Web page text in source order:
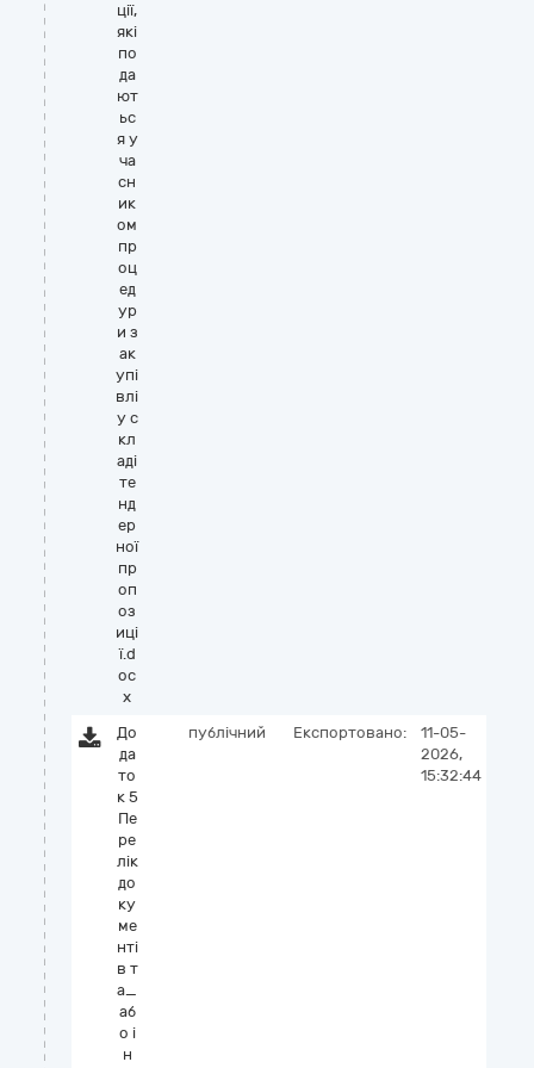
ції,
які
по
да
ют
ьс
я у
ча
сн
ик
ом
пр
оц
ед
ур
и з
ак
упі
влі
у с
кл
аді
те
нд
ер
ної
пр
оп
оз
иці
ї.d
oc
x
До
да
то
к 5
Пе
ре
лік
до
ку
ме
нті
в т
а_
аб
о і
н
публічний Експортовано:
11-05-
2026,
15:32:44